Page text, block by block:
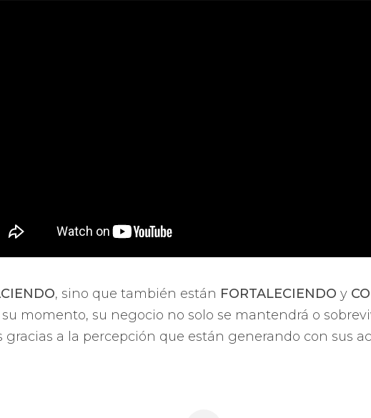
, sino que también están FORTALECIENDO y
momento, su negocio no solo se mantendrá o
a la percepción que están generando con sus